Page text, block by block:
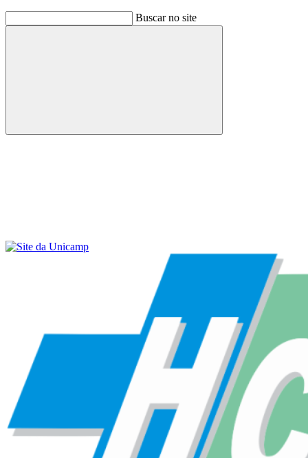
Buscar no site
Buscar